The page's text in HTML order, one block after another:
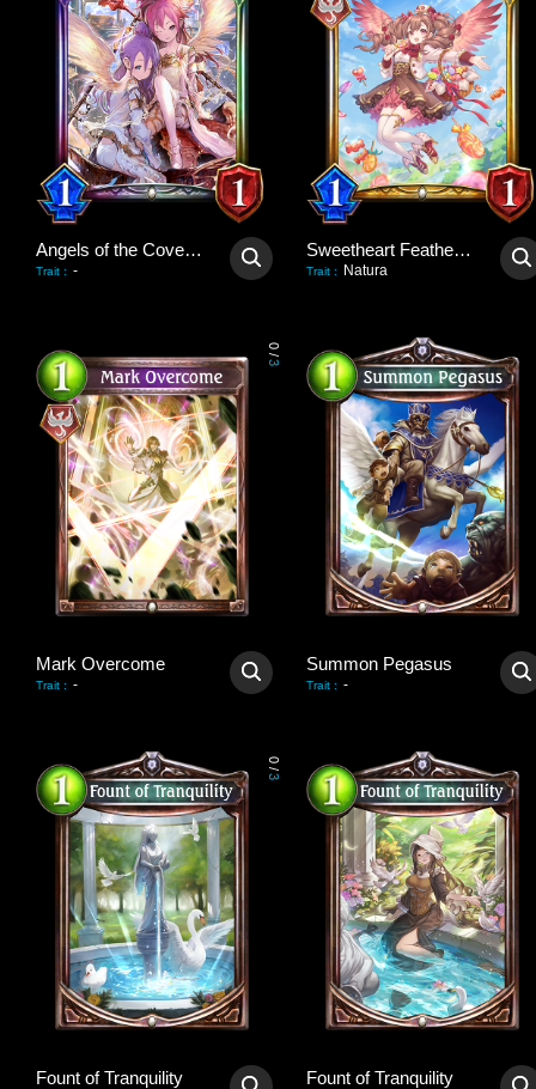
Angels of the Covenant
Trait : -
Sweetheart Featherfolk
Trait : Natura
0
/
3
Mark Overcome
Trait : -
Summon Pegasus
Trait : -
0
/
3
Fount of Tranquility Fount of Tranquility